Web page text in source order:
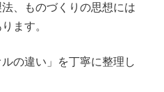
、ものづくりの思想には
ます。
の違い」を丁寧に整理し